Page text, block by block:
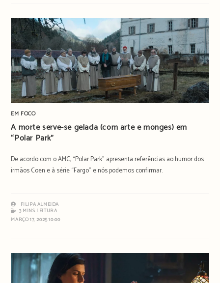
EM FOCO
A morte serve-se gelada (com arte e monges) em
“Polar Park”
De acordo com o AMC, “Polar Park” apresenta referências ao humor dos
irmãos Coen e à série “Fargo” e nós podemos confirmar.
FILIPA ALMEIDA
3 MINS LEITURA
MARÇO 17, 2025 10:00